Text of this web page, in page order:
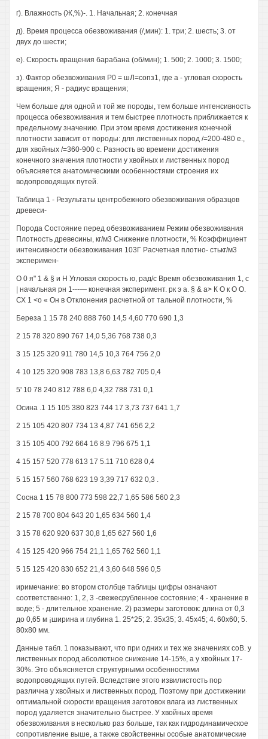
г). Влажность (Ж,%)-. 1. Начальная; 2. конечная
д). Время процесса обезвоживания (/,мин): 1. три; 2. шесть; 3. от
двух до шести;
е). Скорость вращения барабана (об/мин); 1. 500; 2. 1000; 3. 1500;
з). Фактор обезвоживания Р0 = шЛ=сопз1, где а - угловая скорость
вращения; Я - радиус вращения;
Чем больше для одной и той же породы, тем больше интенсивность
процесса обезвоживания и тем быстрее плотность приближается к
предельному значению. При этом время достижения конечной
плотности зависит от породы: для лиственных пород /=200-480 е.,
для хвойных /=360-900 с. Разность во времени достижения
конечного значения плотности у хвойных и лиственных пород
объясняется анатомическими особенностями строения их
водопроводящих путей.
Таблица 1 - Результаты центробежного обезвоживания образцов
древеси-
Порода Состояние перед обезвоживанием Режим обезвоживания
Плотность древесины, кг/м3 Снижение плотности, % Коэффициент
интенсивности обезвоживания 103Г Расчетная плотно- стькг/м3
эксперимен-
О 0 я" 1 & § и Н Угловая скорость ю, рад/с Время обезвоживания 1, с
| начальная рн 1---— конечная эксперимент. рк э а. § & а> К О к О О.
СХ 1 <о « Он в Отклонения расчетной от тальной плотности, %
Береза 1 15 78 240 888 760 14,5 4,60 770 690 1,3
2 15 78 320 890 767 14,0 5,36 768 738 0,3
3 15 125 320 911 780 14,5 10,3 764 756 2,0
4 10 125 320 908 783 13,8 6,63 782 705 0,4
5' 10 78 240 812 788 6,0 4,32 788 731 0,1
Осина .1 15 105 380 823 744 17 3,73 737 641 1,7
2 15 105 420 807 734 13 4,87 741 656 2,2
3 15 105 400 792 664 16 8.9 796 675 1,1
4 15 157 520 778 613 17 5.11 710 628 0,4
5 15 157 560 768 623 19 3,39 717 632 0,3 .
Сосна 1 15 78 800 773 598 22,7 1,65 586 560 2,3
2 15 78 700 804 643 20 1,65 634 560 1,4
3 15 78 620 920 637 30,8 1,65 627 560 1,6
4 15 125 420 966 754 21,1 1,65 762 560 1,1
5 15 125 420 830 652 21,4 3,60 648 596 0,5
иримечание: во втором столбце таблицы цифры означают
соответственно: 1, 2, 3 -свежесрубленное состояние; 4 - хранение в
воде; 5 - длительное хранение. 2) размеры заготовок: длина от 0,3
до 0,65 м ¡ширина и глубина 1. 25*25; 2. 35x35; 3. 45x45; 4. 60x60; 5.
80x80 мм.
Данные табл. 1 показывают, что при одних и тех же значениях соВ. у
лиственных пород абсолютное снижение 14-15%, а у хвойных 17-
30%. Это объясняется структурными особенностями
водопроводящих путей. Вследствие этого извилистость пор
различна у хвойных и лиственных пород. Поэтому при достижении
оптимальной скорости вращения заготовок влага из лиственных
пород удаляется значительно быстрее. У хвойных время
обезвоживания в несколько раз больше, так как гидродинамическое
сопротивление выше, а также свойственны особые анатомические